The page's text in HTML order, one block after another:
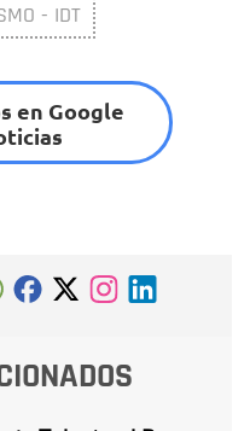
- IDT
en Google